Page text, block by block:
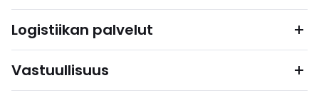
Logistiikan palvelut
Vastuullisuus